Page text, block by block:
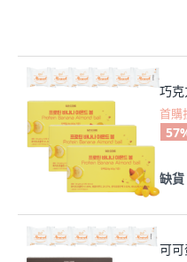
巧
首購
57
缺貨
可